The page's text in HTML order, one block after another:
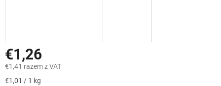
€1,26
€1,41 razem z VAT
Cena
€1,01 / 1 kg